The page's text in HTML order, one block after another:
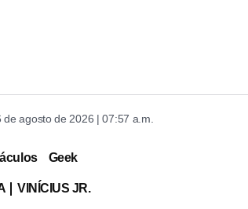
de agosto de 2026 | 07:57 a.m.
Geek
VINÍCIUS JR.